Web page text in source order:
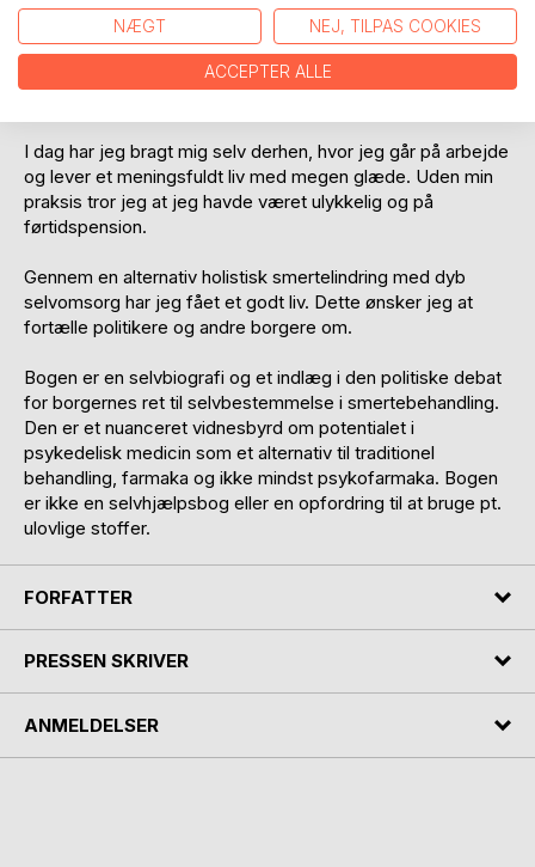
Vejen dertil har været en daglig praksis, som bl.a. består af
løb, meditation, yoga og cannabis som er en mild
psykedelika, og ved behov har jeg mikrodoseret klassisk
I dag har jeg bragt mig selv derhen, hvor jeg går på arbejde
og lever et meningsfuldt liv med megen glæde. Uden min
praksis tror jeg at jeg havde været ulykkelig og på
førtidspension.
Gennem en alternativ holistisk smertelindring med dyb
selvomsorg har jeg fået et godt liv. Dette ønsker jeg at
fortælle politikere og andre borgere om.
Bogen er en selvbiografi og et indlæg i den politiske debat
for borgernes ret til selvbestemmelse i smertebehandling.
Den er et nuanceret vidnesbyrd om potentialet i
psykedelisk medicin som et alternativ til traditionel
behandling, farmaka og ikke mindst psykofarmaka. Bogen
er ikke en selvhjælpsbog eller en opfordring til at bruge pt.
ulovlige stoffer.
FORFATTER
PRESSEN SKRIVER
ANMELDELSER
NÆGT NEJ, TILPAS COOKIES
ACCEPTER ALLE